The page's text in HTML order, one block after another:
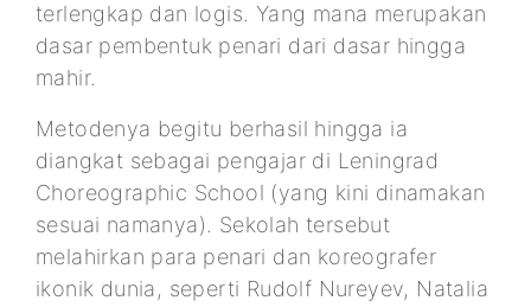
terlengkap dan logis. Yang mana merupakan
dasar pembentuk penari dari dasar hingga
mahir.
Metodenya begitu berhasil hingga ia
diangkat sebagai pengajar di Leningrad
Choreographic School (yang kini dinamakan
sesuai namanya). Sekolah tersebut
melahirkan para penari dan koreografer
ikonik dunia, seperti Rudolf Nureyev, Natalia